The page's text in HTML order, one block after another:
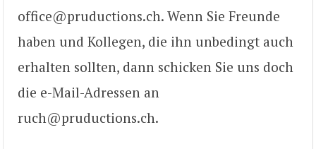
office@pruductions.ch. Wenn Sie Freunde
haben und Kollegen, die ihn unbedingt auch
erhalten sollten, dann schicken Sie uns doch
die e-Mail-Adressen an
ruch@pruductions.ch.